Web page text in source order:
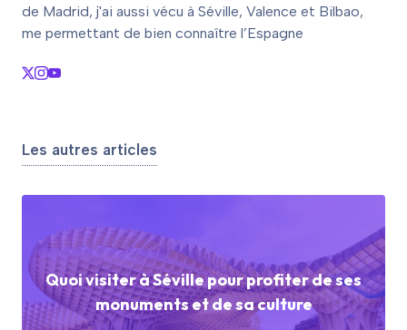
de Madrid, j'ai aussi vécu à Séville, Valence et Bilbao,
me permettant de bien connaître l’Espagne
Les autres articles
Quoi visiter à Séville pour profiter de ses
monuments et de sa culture